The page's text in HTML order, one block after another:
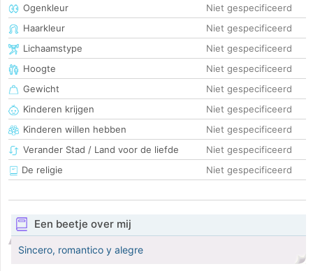
Ogenkleur
Niet gespecificeerd
Haarkleur
Niet gespecificeerd
Lichaamstype
Niet gespecificeerd
Hoogte
Niet gespecificeerd
Gewicht
Niet gespecificeerd
Kinderen krijgen
Niet gespecificeerd
Kinderen willen hebben
Niet gespecificeerd
Verander Stad / Land voor de liefde
Niet gespecificeerd
De religie
Niet gespecificeerd
Een beetje over mij
Sincero, romantico y alegre